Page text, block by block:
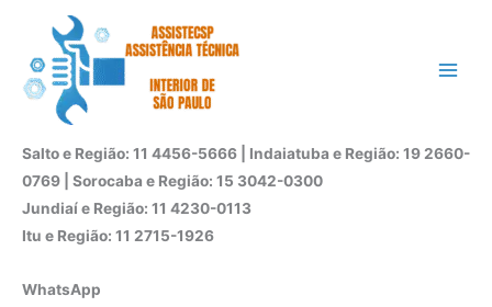
conteúdo
Salto e Região: 11 4456-5666 | Indaiatuba e Região: 19 2660-
0769 | Sorocaba e Região: 15 3042-0300
Jundiaí e Região: 11 4230-0113
Itu e Região: 11 2715-1926
WhatsApp